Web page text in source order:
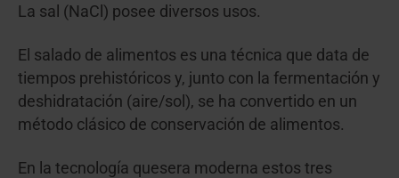
La sal (NaCl) posee diversos usos.
El salado de alimentos es una técnica que data de
tiempos prehistóricos y, junto con la fermentación y
deshidratación (aire/sol), se ha convertido en un
método clásico de conservación de alimentos.
En la tecnología quesera moderna estos tres